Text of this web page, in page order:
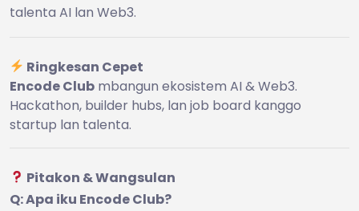
talenta AI lan Web3.
Ringkesan Cepet
Encode Club mbangun ekosistem AI & Web3.
Hackathon, builder hubs, lan job board kanggo
startup lan talenta.
Pitakon & Wangsulan
Q: Apa iku Encode Club?